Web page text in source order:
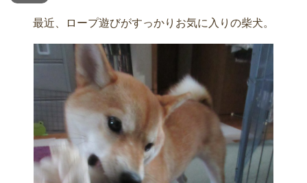
最近、ロープ遊びがすっかりお気に入りの柴犬。